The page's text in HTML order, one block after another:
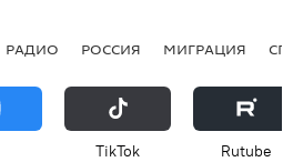
РАДИО РОССИЯ МИГРАЦИЯ
ТikТоk Rutube